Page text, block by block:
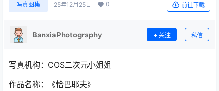
写真图集 25年12月25日 0 前往下载
BanxiaPhotography 关注 私信
写真机构：COS二次元小姐姐
作品名称：《恰巴耶夫》